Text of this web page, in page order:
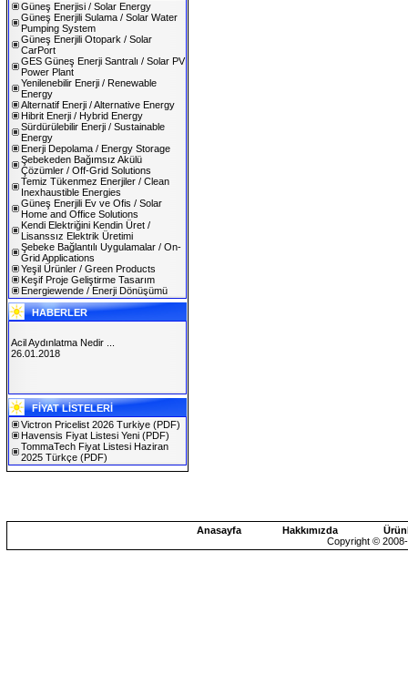
Güneş Enerjisi / Solar Energy
Güneş Enerjili Sulama / Solar Water
Pumping System
Güneş Enerjili Otopark / Solar
CarPort
GES Güneş Enerji Santralı / Solar PV
Power Plant
Yenilenebilir Enerji / Renewable
Energy
Alternatif Enerji / Alternative Energy
Hibrit Enerji / Hybrid Energy
Sürdürülebilir Enerji / Sustainable
Energy
Enerji Depolama / Energy Storage
Şebekeden Bağımsız Akülü
Çözümler / Off-Grid Solutions
Temiz Tükenmez Enerjiler / Clean
Inexhaustible Energies
Güneş Enerjili Ev ve Ofis / Solar
Home and Office Solutions
Kendi Elektriğini Kendin Üret /
Lisanssız Elektrik Üretimi
Şebeke Bağlantılı Uygulamalar / On-
Grid Applications
Yeşil Ürünler / Green Products
Keşif Proje Geliştirme Tasarım
Energiewende / Enerji Dönüşümü
HABERLER
SOLAREX ISTANBUL 2019
30.01.2019
Acil Aydınlatma Nedir ...
26.01.2018
FİYAT LİSTELERİ
Victron Pricelist 2026 Turkiye (PDF)
Havensis Fiyat Listesi Yeni (PDF)
TommaTech Fiyat Listesi Haziran
2025 Türkçe (PDF)
Anasayfa Hakkımızda
Copyright ©